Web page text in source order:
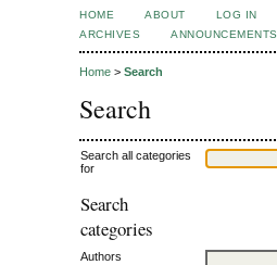
HOME ABOUT LOG IN
ARCHIVES
ANNOUNCEMENTS
Home > Search
Search
Search all categories
for
Search
categories
Authors